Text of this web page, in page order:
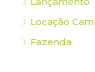
Locação
Fazenda